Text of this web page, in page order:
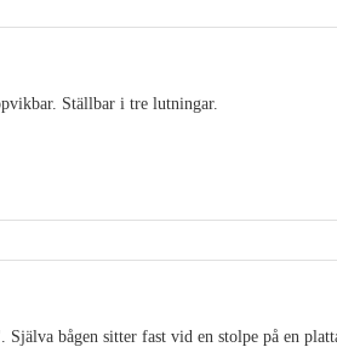
Ställbar i tre lutningar.
bågen sitter fast vid en stolpe på en